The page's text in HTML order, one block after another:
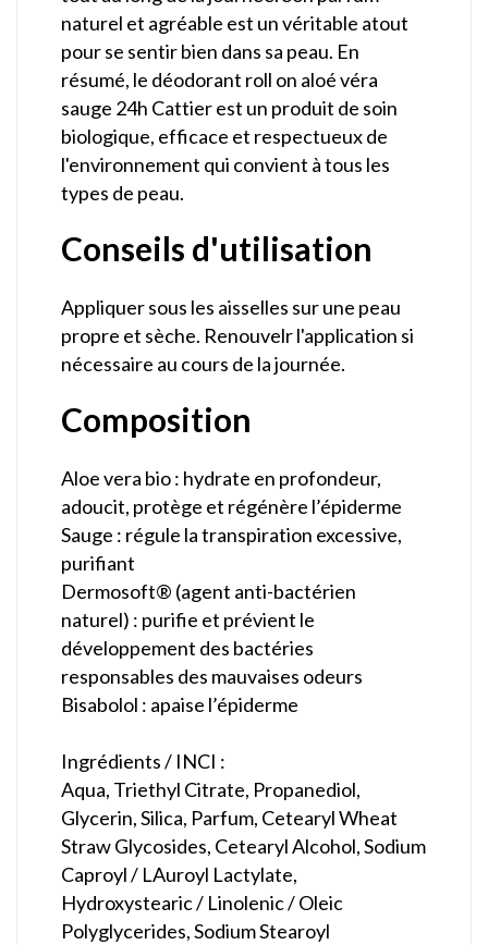
naturel et agréable est un véritable atout
pour se sentir bien dans sa peau. En
résumé, le déodorant roll on aloé véra
sauge 24h Cattier est un produit de soin
biologique, efficace et respectueux de
l'environnement qui convient à tous les
types de peau.
Conseils d'utilisation
Appliquer sous les aisselles sur une peau
propre et sèche. Renouvelr l'application si
nécessaire au cours de la journée.
Composition
Aloe vera bio : hydrate en profondeur,
adoucit, protège et régénère l’épiderme
Sauge : régule la transpiration excessive,
purifiant
Dermosoft® (agent anti-bactérien
naturel) : purifie et prévient le
développement des bactéries
responsables des mauvaises odeurs
Bisabolol : apaise l’épiderme
Ingrédients / INCI :
Aqua, Triethyl Citrate, Propanediol,
Glycerin, Silica, Parfum, Cetearyl Wheat
Straw Glycosides, Cetearyl Alcohol, Sodium
Caproyl / LAuroyl Lactylate,
Hydroxystearic / Linolenic / Oleic
Polyglycerides, Sodium Stearoyl